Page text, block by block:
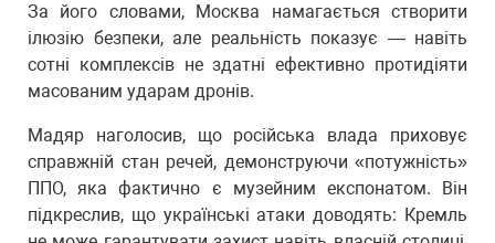
За його словами, Москва намагається створити
ілюзію безпеки, але реальність показує — навіть
сотні комплексів не здатні ефективно протидіяти
масованим ударам дронів.
Мадяр наголосив, що російська влада приховує
справжній стан речей, демонструючи «потужність»
ППО, яка фактично є музейним експонатом. Він
підкреслив, що українські атаки доводять: Кремль